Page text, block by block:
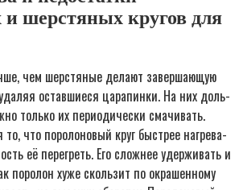
шерстяных кругов для
чем шер­стя­ные дела­ют завер­ша­ю­щую
остав­ши­е­ся цара­пин­ки. На них доль­
толь­ко их пери­о­ди­че­ски сма­чи­вать.
что поро­ло­но­вый круг быст­рее нагре­ва­
её пере­греть. Его слож­нее удер­жи­вать и
поро­лон хуже сколь­зит по окра­шен­но­му